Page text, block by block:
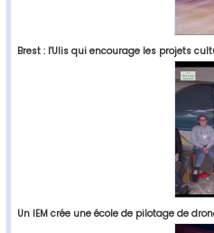
Brest : l'Ulis qui encourage les projets
Un IEM crée une école de pilotage de